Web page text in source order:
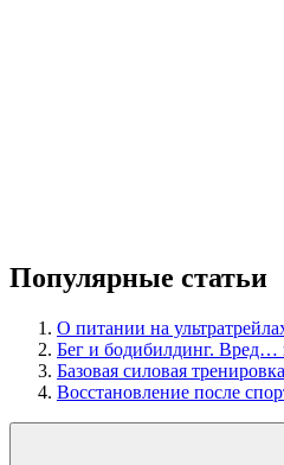
Популярные статьи
О питании на
Бег и бодибилдинг. Вред…
Базовая силовая
Восстановление после